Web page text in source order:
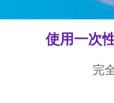
使用一次
完